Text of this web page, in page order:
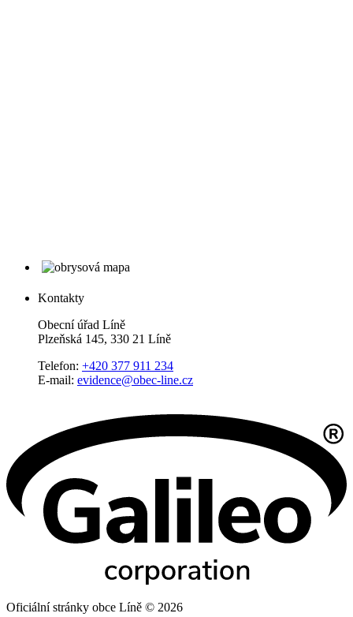
Kontakty
Obecní úřad Líně
Plzeňská 145, 330 21 Líně
Telefon: +420 377 911 234
E-mail: evidence@obec-line.cz
Oficiální stránky obce Líně © 2026